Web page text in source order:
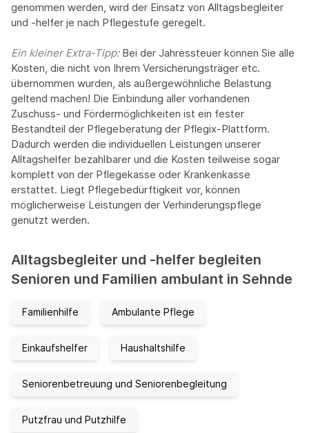
genommen werden, wird der Einsatz von Alltagsbegleiter
und -helfer je nach Pflegestufe geregelt.
Ein kleiner Extra-Tipp:‍ Bei der Jahressteuer können Sie alle
Kosten, die nicht von Ihrem Versicherungsträger etc.
übernommen wurden, als außergewöhnliche Belastung
geltend machen! Die Einbindung aller vorhandenen
Zuschuss- und Fördermöglichkeiten ist ein fester
Bestandteil der Pflegeberatung der Pflegix-Plattform.
Dadurch werden die individuellen Leistungen unserer
Alltagshelfer bezahlbarer und die Kosten teilweise sogar
komplett von der Pflegekasse oder Krankenkasse
erstattet. Liegt Pflegebedürftigkeit vor, können
möglicherweise Leistungen der Verhinderungspflege
genutzt werden.
Alltagsbegleiter und -helfer begleiten
Senioren und Familien ambulant in Sehnde
Familienhilfe Ambulante Pflege
Einkaufshelfer Haushaltshilfe
Seniorenbetreuung und Seniorenbegleitung
Putzfrau und Putzhilfe